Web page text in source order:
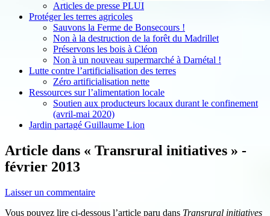
Articles de presse PLUI
Protéger les terres agricoles
Sauvons la Ferme de Bonsecours !
Non à la destruction de la forêt du Madrillet
Préservons les bois à Cléon
Non à un nouveau supermarché à Darnétal !
Lutte contre l’artificialisation des terres
Zéro artificialisation nette
Ressources sur l’alimentation locale
Soutien aux producteurs locaux durant le confinement
(avril-mai 2020)
Jardin partagé Guillaume Lion
Article dans « Transrural initiatives » -
février 2013
Laisser un commentaire
Vous pouvez lire ci-dessous l’article paru dans Transrural initiatives